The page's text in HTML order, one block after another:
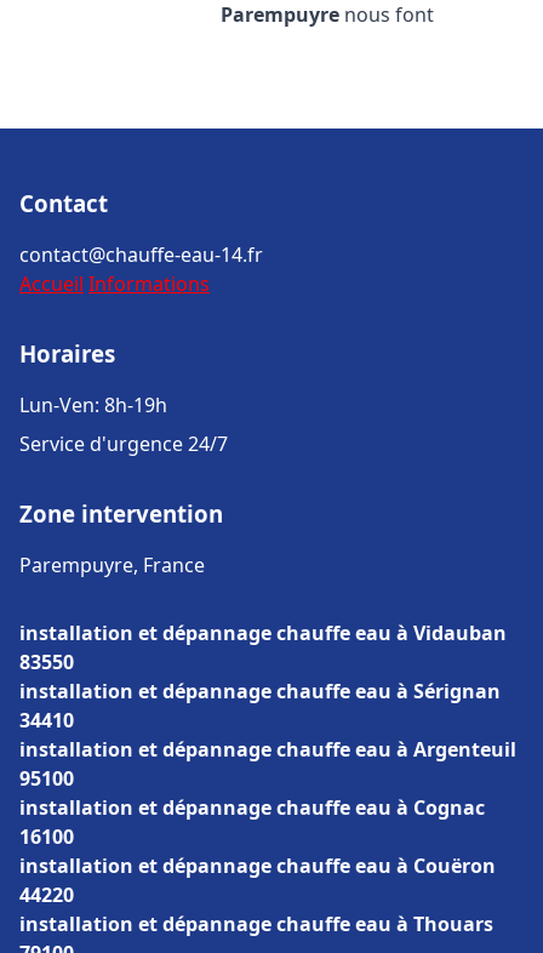
Parempuyre nous font
Contact
contact@chauffe-eau-14.fr
Accueil Informations
Horaires
Lun-Ven: 8h-19h
Service d'urgence 24/7
Zone intervention
Parempuyre, France
installation et dépannage chauffe eau à Vidauban
83550
installation et dépannage chauffe eau à Sérignan
34410
installation et dépannage chauffe eau à Argenteuil
95100
installation et dépannage chauffe eau à Cognac
16100
installation et dépannage chauffe eau à Couëron
44220
installation et dépannage chauffe eau à Thouars